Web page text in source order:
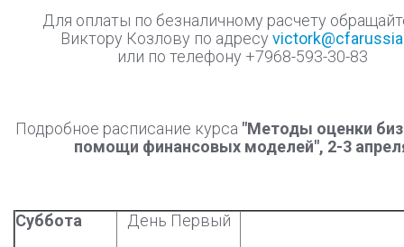
Для оплаты по безналичному расчету
Виктору Козлову по адресу
или по телефону +7968-593-30-83
Подробное расписание курса "Методы оценки
помощи финансовых моделей", 2-3
Суббота
День Первый